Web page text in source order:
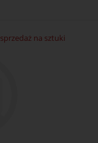
na sztuki